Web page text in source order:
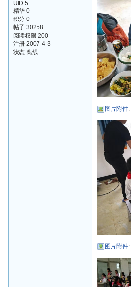
UID 5
精华 0
积分 0
帖子 30258
阅读权限 200
注册 2007-4-3
状态 离线
图片附件:
图片附件: